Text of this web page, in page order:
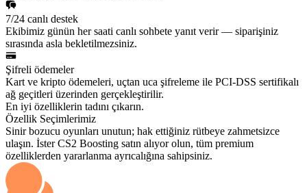
7/24 canlı destek
Ekibimiz günün her saati canlı sohbete yanıt verir — siparişiniz
sırasında asla bekletilmezsiniz.
Şifreli ödemeler
Kart ve kripto ödemeleri, uçtan uca şifreleme ile PCI-DSS sertifikalı
ağ geçitleri üzerinden gerçekleştirilir.
En iyi özelliklerin tadını çıkarın.
Özellik Seçimlerimiz
Sinir bozucu oyunları unutun; hak ettiğiniz rütbeye zahmetsizce
ulaşın. İster CS2 Boosting satın alıyor olun, tüm premium
özelliklerden yararlanma ayrıcalığına sahipsiniz.